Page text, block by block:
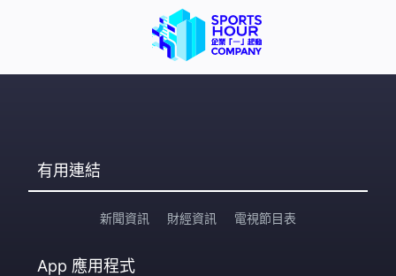
有用連結
新聞資訊 財經資訊 電視節目表
App 應用程式